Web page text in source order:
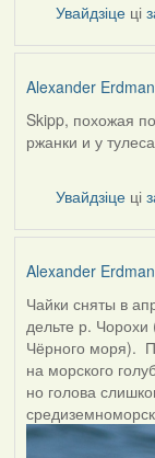
Увайдзіце ці
Alexander
In
reply
Skipp, похожая
ржанки и у
Увайдзіце ці
Alexander
Чайки сняты в
дельте р. Чорохи
Чёрного моря).
на морского
но голова